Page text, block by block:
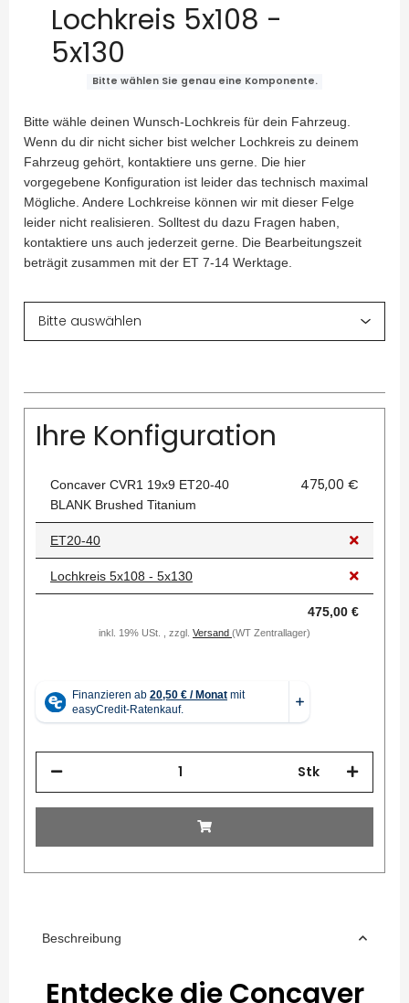
Lochkreis 5x108 -
5x130
Bitte wählen Sie genau eine Komponente.
Bitte wähle deinen Wunsch-Lochkreis für dein Fahrzeug.
Wenn du dir nicht sicher bist welcher Lochkreis zu deinem
Fahrzeug gehört, kontaktiere uns gerne. Die hier
vorgegebene Konfiguration ist leider das technisch maximal
Mögliche. Andere Lochkreise können wir mit dieser Felge
leider nicht realisieren. Solltest du dazu Fragen haben,
kontaktiere uns auch jederzeit gerne. Die Bearbeitungszeit
beträgit zusammen mit der ET 7-14 Werktage.
Ihre Konfiguration
Concaver CVR1 19x9 ET20-40
BLANK Brushed Titanium
475,00 €
ET20-40
Lochkreis 5x108 - 5x130
475,00 €
inkl. 19% USt. , zzgl. Versand (WT Zentrallager)
Stk
Beschreibung
Entdecke die Concaver